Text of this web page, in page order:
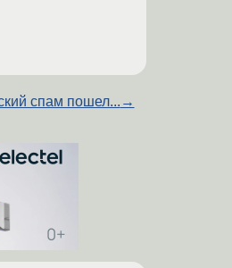
спам пошел... →